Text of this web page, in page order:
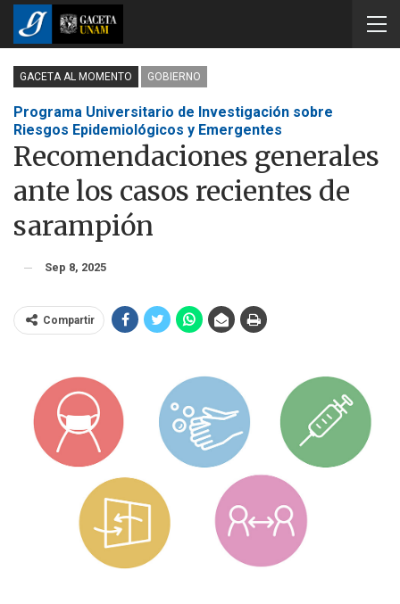
GACETA AL MOMENTO GOBIERNO
Programa Universitario de Investigación sobre
Riesgos Epidemiológicos y Emergentes
Recomendaciones generales
ante los casos recientes de
sarampión
Sep 8, 2025
Compartir